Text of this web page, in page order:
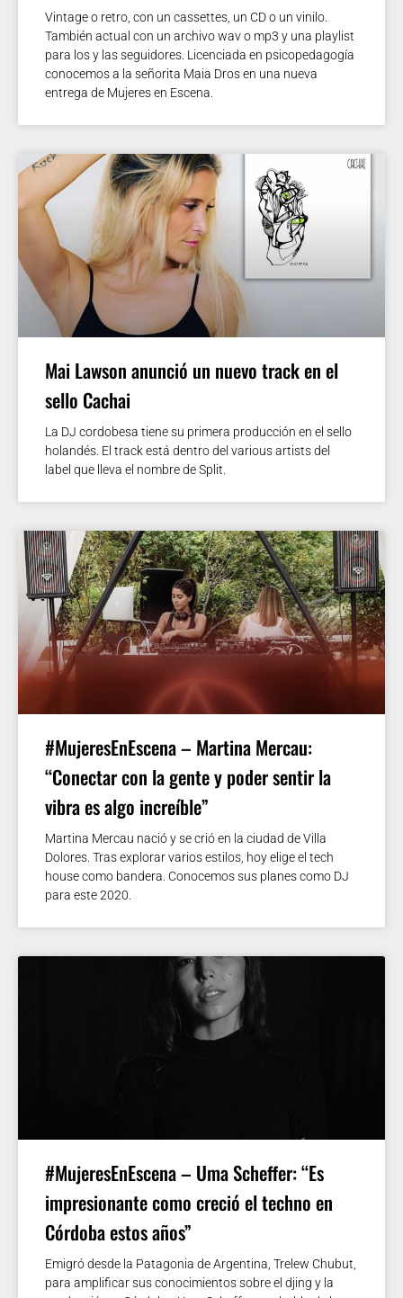
Vintage o retro, con un cassettes, un CD o un vinilo.
También actual con un archivo wav o mp3 y una playlist
para los y las seguidores. Licenciada en psicopedagogía
conocemos a la señorita Maia Dros en una nueva
entrega de Mujeres en Escena.
Mai Lawson anunció un nuevo track en el
sello Cachai
La DJ cordobesa tiene su primera producción en el sello
holandés. El track está dentro del various artists del
label que lleva el nombre de Split.
#MujeresEnEscena – Martina Mercau:
“Conectar con la gente y poder sentir la
vibra es algo increíble”
Martina Mercau nació y se crió en la ciudad de Villa
Dolores. Tras explorar varios estilos, hoy elige el tech
house como bandera. Conocemos sus planes como DJ
para este 2020.
#MujeresEnEscena – Uma Scheffer: “Es
impresionante como creció el techno en
Córdoba estos años”
Emigró desde la Patagonia de Argentina, Trelew Chubut,
para amplificar sus conocimientos sobre el djing y la